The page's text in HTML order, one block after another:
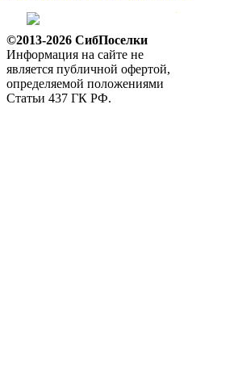
©2013-2026 СибПоселки
Информация на сайте не
является публичной офертой,
определяемой положениями
Статьи 437 ГК РФ.